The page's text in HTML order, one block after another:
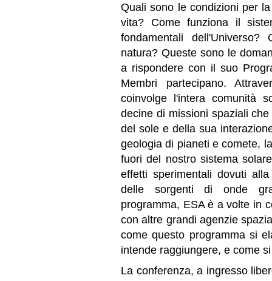
Quali sono le condizioni per
vita? Come funziona il
fondamentali
natura? Queste sono le
a rispondere con il suo
Membri partecipano.
coinvolge l'intera comunità
decine di missioni spaziali
del solee della sua
geologia di pianeti e comete,
fuori del nostro sistema
effetti sperimentali dovuti
delle sorgenti di onde
programma, ESA è a volte in
con altre grandi agenzie
come questo programma si
intende raggiungere, e come
La conferenza, a ingresso